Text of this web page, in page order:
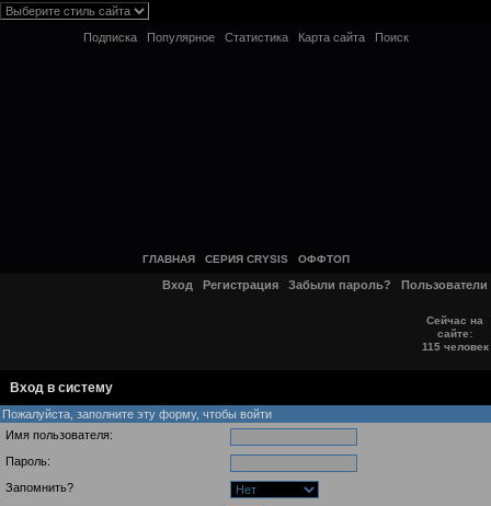
Подписка Популярное Статистика Карта сайта Поиск
ГЛАВНАЯ СЕРИЯ CRYSIS ОФФТОП
Вход Регистрация Забыли пароль? Пользователи
Сейчас на
сайте:
115 человек
Вход в систему
Пожалуйста, заполните эту форму, чтобы войти
Имя пользователя:
Пароль:
Запомнить?